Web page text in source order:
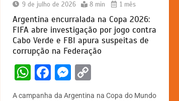
9 de julho de 2026 8 min 1 mês
Argentina encurralada na Copa 2026:
FIFA abre investigação por jogo contra
Cabo Verde e FBI apura suspeitas de
corrupção na Federação
W F
a
M C
A campanha da Argentina na Copa do Mundo